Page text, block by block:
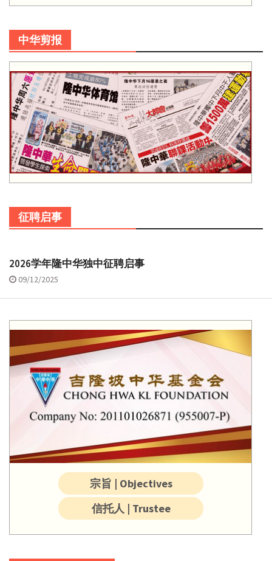
中华剪报
征聘启事
2026学年隆中华独中征聘启事
09/12/2025
宗旨 | Objectives
信托人 | Trustee